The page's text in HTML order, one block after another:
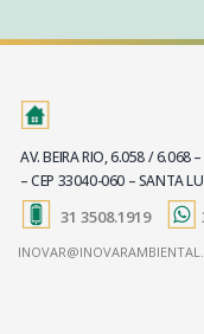
AV. BEIRA RIO, 6.058 / 6.068
– CEP 33040-060 – SANTA
31 3508.1919